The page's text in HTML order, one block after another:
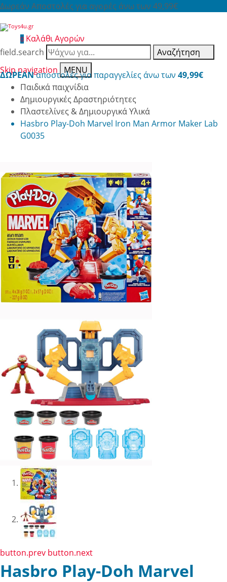
Δωρεάν Αποστολές για αγορές άνω των 49,99€
0 Καλάθι Αγορών
field.search
Αναζήτηση
Skip navigation
MENU
ΔΩΡΕΑΝαποστολές για παραγγελίες άνω των 49,99€
Παιδικά παιχνίδια
Δημιουργικές Δραστηριότητες
Πλαστελίνες & Δημιουργικά Υλικά
Hasbro Play-Doh Marvel Iron Man Armor Maker Lab
G0035
button.prev button.next
Hasbro Play-Doh Marvel